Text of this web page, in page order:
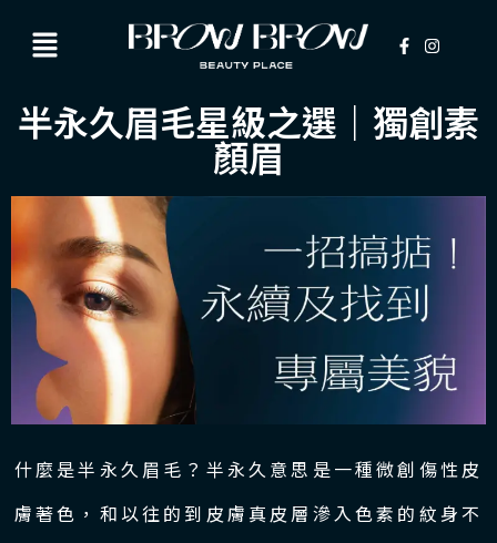
半永久眉毛星級之選｜獨創素
顏眉
什麼是半永久眉毛？半永久意思是一種微創傷性皮
膚著色，和以往的到皮膚真皮層滲入色素的紋身不